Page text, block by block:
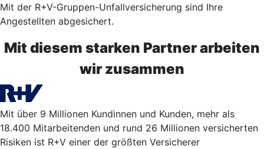
Mit der R+V-Gruppen-Unfallversicherung sind Ihre
Angestellten abgesichert.
Mit diesem starken Partner arbeiten
wir zusammen
Mit über 9 Millionen Kundinnen und Kunden, mehr als
18.400 Mitarbeitenden und rund 26 Millionen versicherten
Risiken ist R+V einer der größten Versicherer